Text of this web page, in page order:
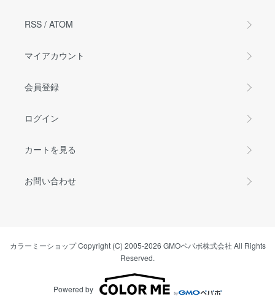
RSS / ATOM
マイアカウント
会員登録
ログイン
カートを見る
お問い合わせ
カラーミーショップCopyright (C) 2005-2026 GMOペパボ株式会社 All Rights
Reserved.
Powered by